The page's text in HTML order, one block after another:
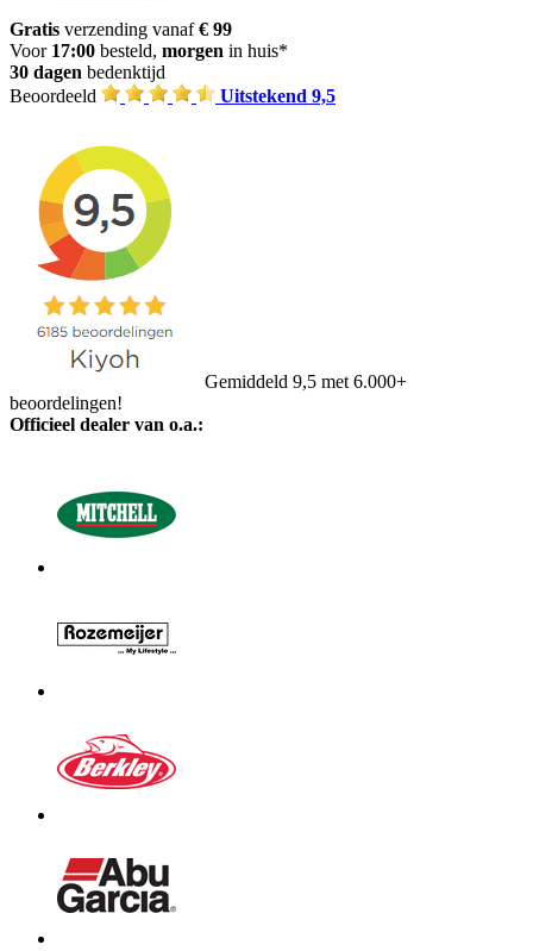
Gratis verzending vanaf€ 99
Voor 17:00 besteld, morgen in huis*
30 dagen bedenktijd
Beoordeeld
Uitstekend 9,5
Gemiddeld 9,5 met 6.000+
beoordelingen!
Officieel dealer van o.a.: